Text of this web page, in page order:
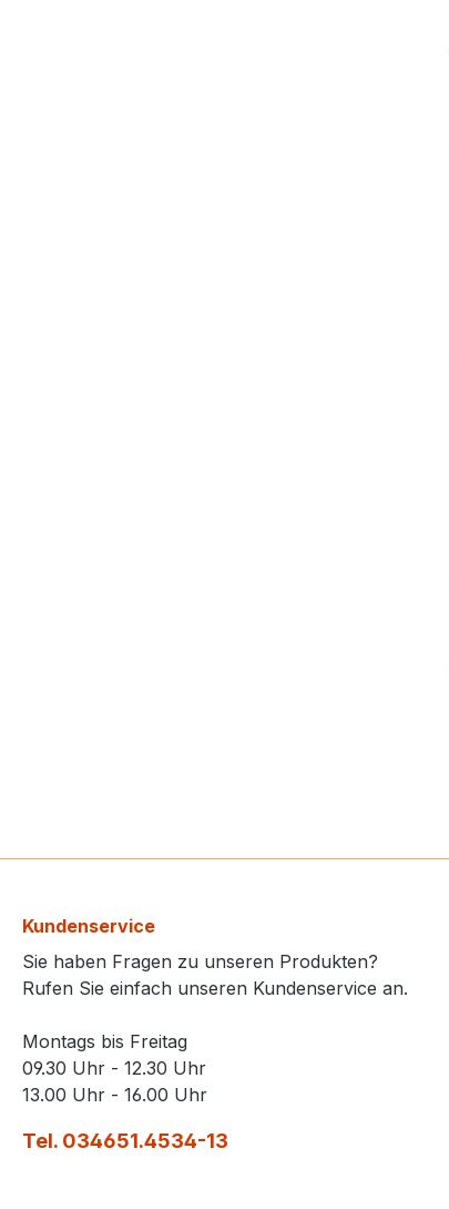
Kundenservice
Sie haben Fragen zu unseren Produkten?
Rufen Sie einfach unseren Kundenservice an.
Montags bis Freitag
09.30 Uhr - 12.30 Uhr
13.00 Uhr - 16.00 Uhr
Tel. 034651.4534-13